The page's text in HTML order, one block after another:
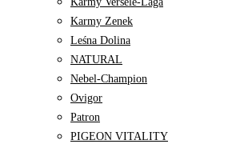
Karmy Zenek
Leśna Dolina
NATURAL
Nebel-Champion
Ovigor
Patron
PIGEON VITALITY